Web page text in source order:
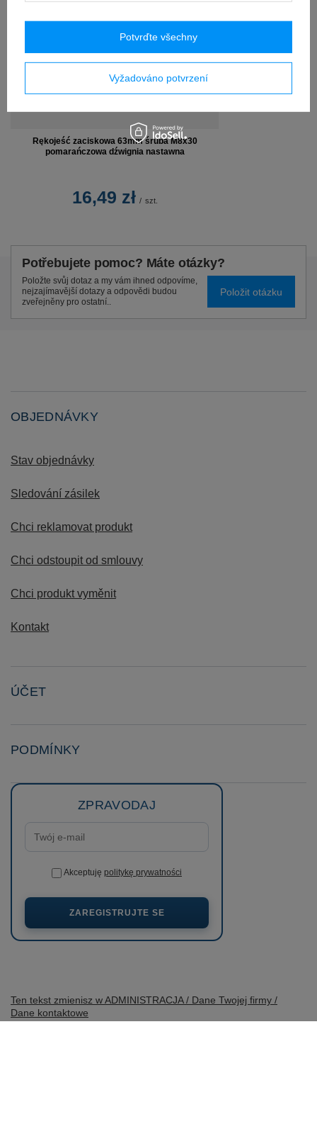
Rękojeść zaciskowa 63mm śruba M8x30
pomarańczowa dźwignia nastawna
16,49 zł / szt.
Potřebujete pomoc? Máte otázky?
Položte svůj dotaz a my vám ihned odpovíme,
nejzajímavější dotazy a odpovědi budou
zveřejněny pro ostatní..
Položit otázku
OBJEDNÁVKY
Stav objednávky
Sledování zásilek
Chci reklamovat produkt
Chci odstoupit od smlouvy
Chci produkt vyměnit
Kontakt
ÚČET
PODMÍNKY
ZPRAVODAJ
Akceptuję politykę prywatności
ZAREGISTRUJTE SE
Ten tekst zmienisz w ADMINISTRACJA / Dane Twojej firmy /
Dane kontaktowe
Vyžadováno potvrzení
Potvrďte všechny